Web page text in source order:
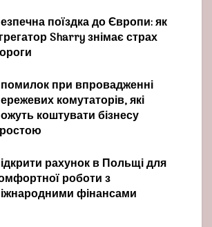
поїздка до Європи: як
Sharry знімає страх
при впровадженні
комутаторів, які
коштувати бізнесу
рахунок в Польщі для
роботи з
фінансами